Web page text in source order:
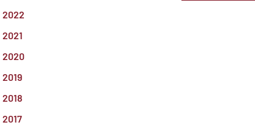
2022
2021
2020
2019
2018
2017